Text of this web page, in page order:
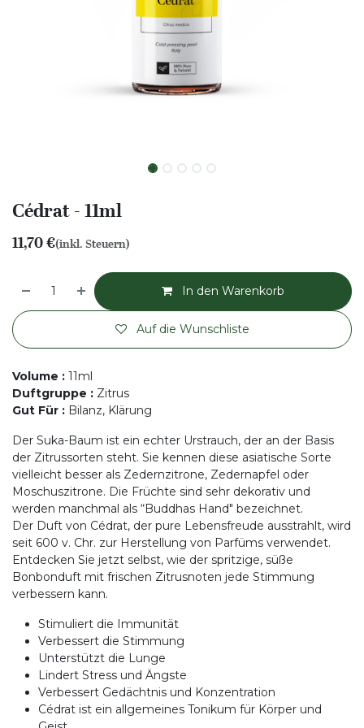
Cédrat - 11ml
11,70€(inkl. Steuern)
In den Warenkorb
Auf die Wunschliste
Volume : 11ml
Duftgruppe : Zitrus
Gut Für : Bilanz, Klärung
Der Suka-Baum ist ein echter Urstrauch, der an der Basis
der Zitrussorten steht. Sie kennen diese asiatische Sorte
vielleicht besser als Zedernzitrone, Zedernapfel oder
Moschuszitrone. Die Früchte sind sehr dekorativ und
werden manchmal als “Buddhas Hand" bezeichnet.
Der Duft von Cédrat, der pure Lebensfreude ausstrahlt, wird
seit 600 v. Chr. zur Herstellung von Parfüms verwendet.
Entdecken Sie jetzt selbst, wie der spritzige, süße
Bonbonduft mit frischen Zitrusnoten jede Stimmung
verbessern kann.
Stimuliert die Immunität
Verbessert die Stimmung
Unterstützt die Lunge
Lindert Stress und Ängste
Verbessert Gedächtnis und Konzentration
Cédrat ist ein allgemeines Tonikum für Körper und